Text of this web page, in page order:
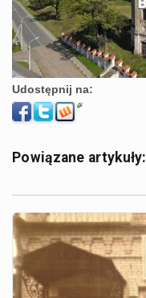
Udostępnij na:
Powiązane artykuły: